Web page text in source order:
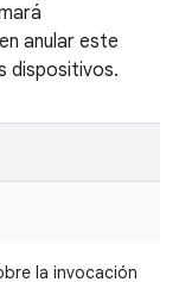
anular este
dispositivos.
la invocación